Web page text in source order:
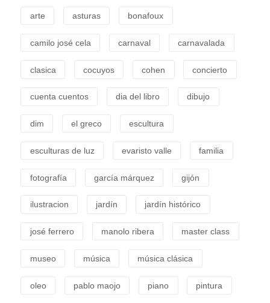
arte asturas bonafoux
camilo josé cela carnaval carnavalada
clasica cocuyos cohen concierto
cuenta cuentos dia del libro dibujo
dim el greco escultura
esculturas de luz evaristo valle familia
fotografía garcía márquez gijón
ilustracion jardín jardín histórico
josé ferrero manolo ribera master class
museo música música clásica
oleo pablo maojo piano pintura